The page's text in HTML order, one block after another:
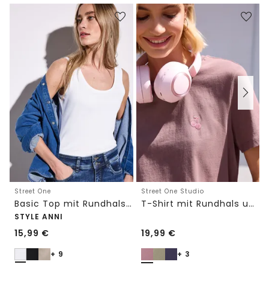
Street One
Basic Top mit Rundhals in Unifarbe
STYLE ANNI
15,99 €
+ 9
Street One Studio
T-Shirt mit Rundhals und Embroidery-Detail
19,99 €
+ 3